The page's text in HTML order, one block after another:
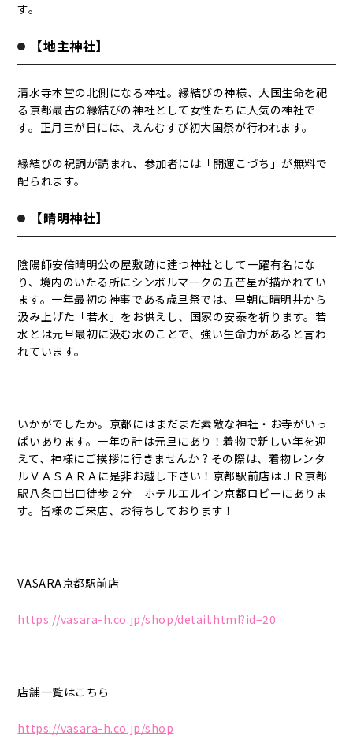
す。
【地主神社】
清水寺本堂の北側になる神社。縁結びの神様、大国生命を祀
る京都最古の縁結びの神社として女性たちに人気の神社で
す。正月三が日には、えんむすび初大国祭が行われます。
縁結びの祝詞が読まれ、参加者には「開運こづち」が無料で
配られます。
【晴明神社】
陰陽師安倍晴明公の屋敷跡に建つ神社として一躍有名にな
り、境内のいたる所にシンボルマークの五芒星が描かれてい
ます。一年最初の神事である歳旦祭では、早朝に晴明井から
汲み上げた「若水」をお供えし、国家の安泰を祈ります。若
水とは元旦最初に汲む水のことで、強い生命力があると言わ
れています。
いかがでしたか。京都にはまだまだ素敵な神社・お寺がいっ
ぱいあります。一年の計は元旦にあり！着物で新しい年を迎
えて、神様にご挨拶に行きませんか？その際は、着物レンタ
ルＶＡＳＡＲＡに是非お越し下さい！京都駅前店はＪＲ京都
駅八条口出口徒歩２分 ホテルエルイン京都ロビーにありま
す。皆様のご来店、お待ちしております！
VASARA京都駅前店
https://vasara-h.co.jp/shop/detail.html?id=20
店舗一覧はこちら
https://vasara-h.co.jp/shop